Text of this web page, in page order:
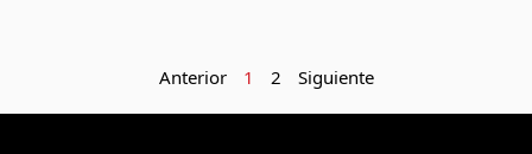
Anterior 1 2 Siguiente